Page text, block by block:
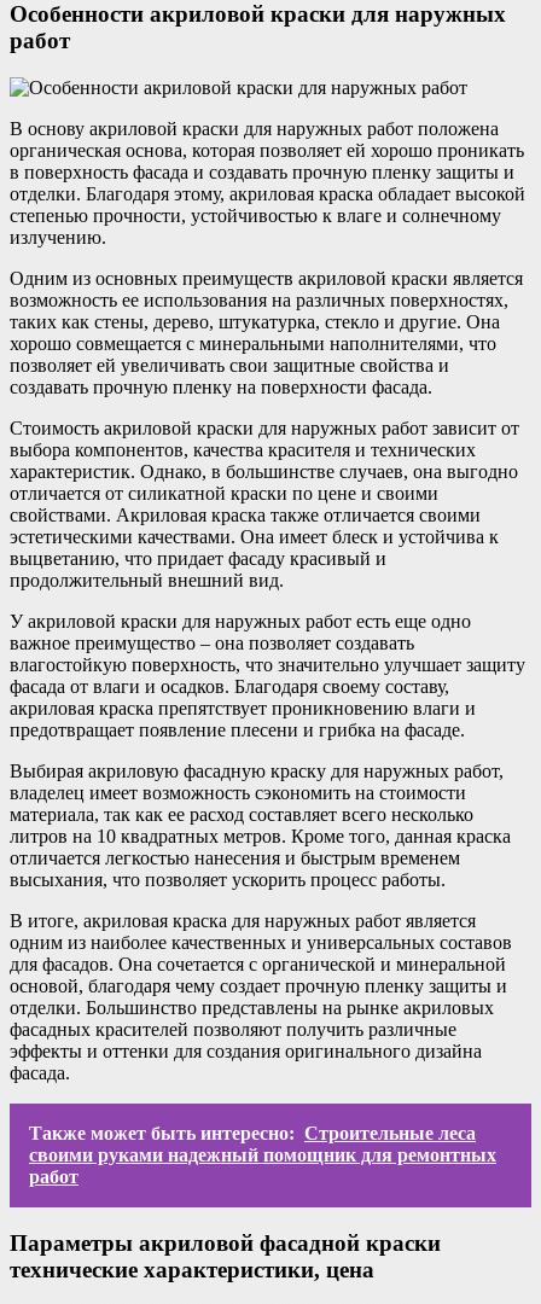
Особенности акриловой краски для наружных
работ
В основу акриловой краски для наружных работ положена
органическая основа, которая позволяет ей хорошо проникать
в поверхность фасада и создавать прочную пленку защиты и
отделки. Благодаря этому, акриловая краска обладает высокой
степенью прочности, устойчивостью к влаге и солнечному
излучению.
Одним из основных преимуществ акриловой краски является
возможность ее использования на различных поверхностях,
таких как стены, дерево, штукатурка, стекло и другие. Она
хорошо совмещается с минеральными наполнителями, что
позволяет ей увеличивать свои защитные свойства и
создавать прочную пленку на поверхности фасада.
Стоимость акриловой краски для наружных работ зависит от
выбора компонентов, качества красителя и технических
характеристик. Однако, в большинстве случаев, она выгодно
отличается от силикатной краски по цене и своими
свойствами. Акриловая краска также отличается своими
эстетическими качествами. Она имеет блеск и устойчива к
выцветанию, что придает фасаду красивый и
продолжительный внешний вид.
У акриловой краски для наружных работ есть еще одно
важное преимущество – она позволяет создавать
влагостойкую поверхность, что значительно улучшает защиту
фасада от влаги и осадков. Благодаря своему составу,
акриловая краска препятствует проникновению влаги и
предотвращает появление плесени и грибка на фасаде.
Выбирая акриловую фасадную краску для наружных работ,
владелец имеет возможность сэкономить на стоимости
материала, так как ее расход составляет всего несколько
литров на 10 квадратных метров. Кроме того, данная краска
отличается легкостью нанесения и быстрым временем
высыхания, что позволяет ускорить процесс работы.
В итоге, акриловая краска для наружных работ является
одним из наиболее качественных и универсальных составов
для фасадов. Она сочетается с органической и минеральной
основой, благодаря чему создает прочную пленку защиты и
отделки. Большинство представлены на рынке акриловых
фасадных красителей позволяют получить различные
эффекты и оттенки для создания оригинального дизайна
фасада.
Также может быть интересно: Строительные леса
своими руками надежный помощник для ремонтных
работ
Параметры акриловой фасадной краски
технические характеристики, цена